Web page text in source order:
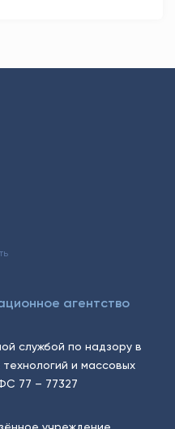
агентство
службой по надзору в
и массовых
77 – 77327
учреждение